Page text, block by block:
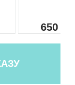
650